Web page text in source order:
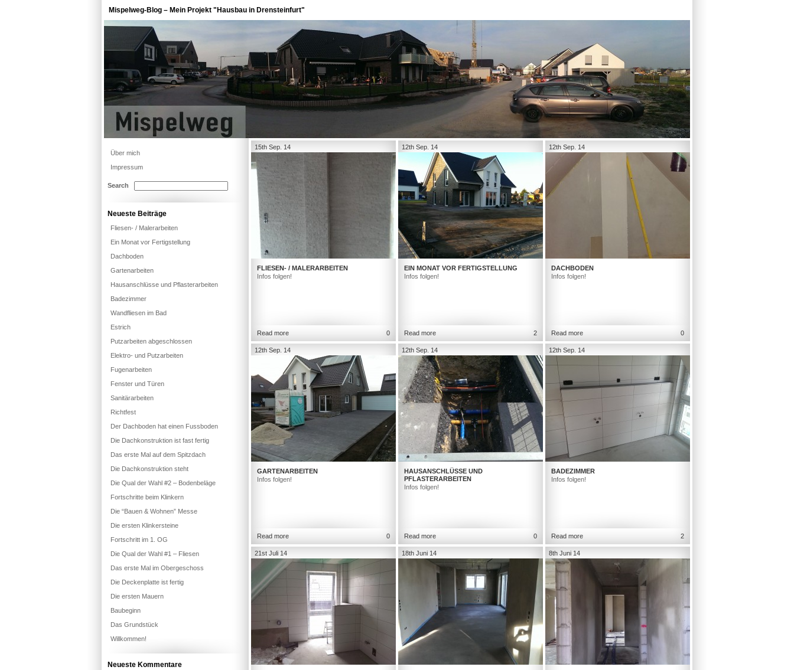
Mispelweg-Blog – Mein Projekt "Hausbau in Drensteinfurt"
15th Sep. 14
FLIESEN- / MALERARBEITEN
Infos folgen!
Read more 0
12th Sep. 14
EIN MONAT VOR FERTIGSTELLUNG
Infos folgen!
Read more 2
12th Sep. 14
DACHBODEN
Infos folgen!
Read more 0
12th Sep. 14
GARTENARBEITEN
Infos folgen!
Read more 0
12th Sep. 14
HAUSANSCHLÜSSE UND
PFLASTERARBEITEN
Infos folgen!
Read more 0
12th Sep. 14
BADEZIMMER
Infos folgen!
Read more 2
21st Juli 14 18th Juni 14 8th Juni 14
Über mich
Impressum
Search
Neueste Beiträge
Fliesen- / Malerarbeiten
Ein Monat vor Fertigstellung
Dachboden
Gartenarbeiten
Hausanschlüsse und Pflasterarbeiten
Badezimmer
Wandfliesen im Bad
Estrich
Putzarbeiten abgeschlossen
Elektro- und Putzarbeiten
Fugenarbeiten
Fenster und Türen
Sanitärarbeiten
Richtfest
Der Dachboden hat einen Fussboden
Die Dachkonstruktion ist fast fertig
Das erste Mal auf dem Spitzdach
Die Dachkonstruktion steht
Die Qual der Wahl #2 – Bodenbeläge
Fortschritte beim Klinkern
Die “Bauen & Wohnen” Messe
Die ersten Klinkersteine
Fortschritt im 1. OG
Die Qual der Wahl #1 – Fliesen
Das erste Mal im Obergeschoss
Die Deckenplatte ist fertig
Die ersten Mauern
Baubeginn
Das Grundstück
Willkommen!
Neueste Kommentare